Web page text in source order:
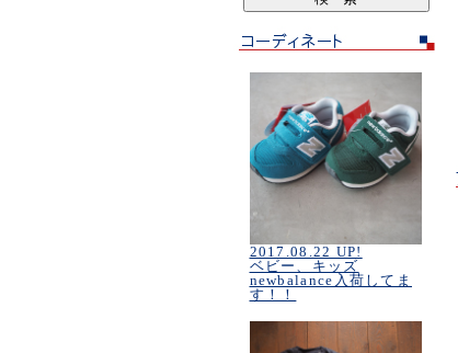
2017.08.22 UP!
ベビー、キッズ
newbalance入荷してま
す！！